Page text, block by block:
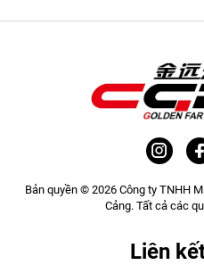
Bản quyền © 2026 Công ty TNHH
Cảng. Tất cả các
Liên